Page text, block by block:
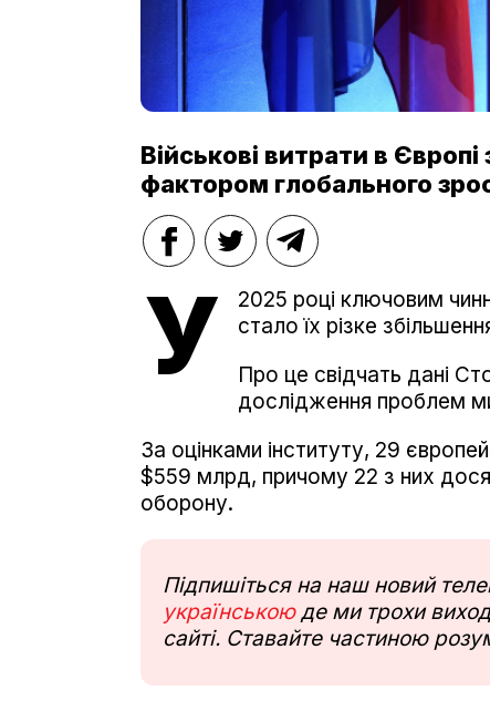
Військові витрати в
фактором глобального
У
2025 році ключовим
стало їх різке
Про це свідчать дані
дослідження проблем
За оцінками інституту, 29
$559 млрд, причому 22 з них
оборону.
Підпишіться на наш новий
українськоюде ми трохи
сайті. Ставайте частиною